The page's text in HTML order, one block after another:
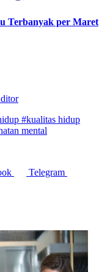
Terbanyak per Maret
#kualitas hidup
mental
Telegram